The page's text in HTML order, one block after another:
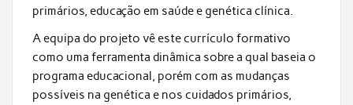
primários, educação em saúde e genética clínica.
A equipa do projeto vê este currículo formativo
como uma ferramenta dinâmica sobre a qual baseia o
programa educacional, porém com as mudanças
possíveis na genética e nos cuidados primários,